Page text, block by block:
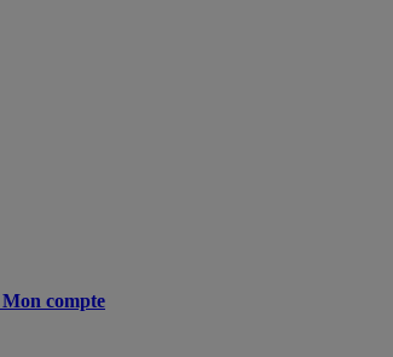
Mon compte